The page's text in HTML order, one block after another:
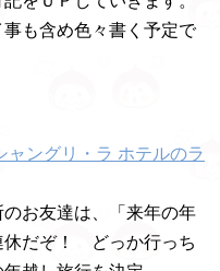
も含め色々書く予定で
ャングリ・ラ ホテルのラ
お友達は、「来年の年
だぞ！ どっか行っち